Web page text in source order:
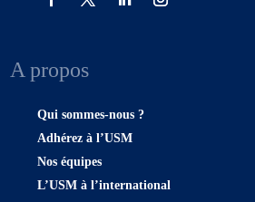
A propos
Qui sommes-nous ?
Adhérez à l’USM
Nos équipes
L’USM à l’international